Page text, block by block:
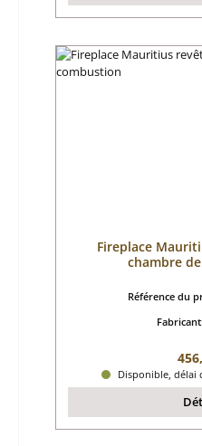
Fireplace
chambre
Référence du
Prix
Disponible, délai